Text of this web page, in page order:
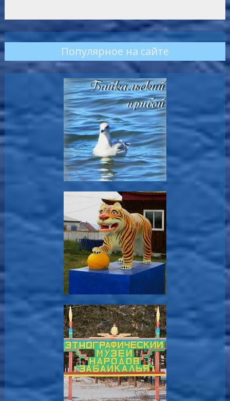
Популярное на сайте